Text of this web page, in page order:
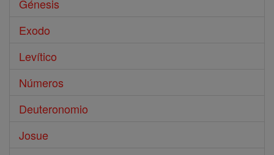
Génesis
Exodo
Levítico
Números
Deuteronomio
Josue